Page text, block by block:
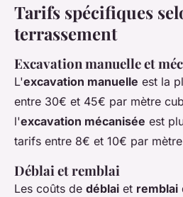
Tarifs spécifiques
terrassement
Excavation manuelle et
L'excavation manuelle est la
entre 30€ et 45€ par mètre
l'excavation mécanisée est
tarifs entre 8€ et 10€ par
Déblai et remblai
Les coûts de déblai et remblai